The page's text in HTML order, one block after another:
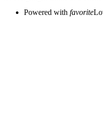
Powered with favorite